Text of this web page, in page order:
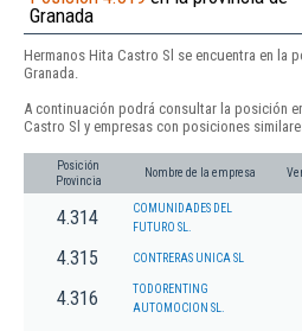
Granada
Hermanos Hita Castro Sl se encuentra en la
Granada.
A continuación podrá consultar la posición
Castro Sl y empresas con posiciones
Posición
Provincia
Nombre de la empresa
4.314
COMUNIDADES DEL
FUTURO SL.
4.315 CONTRERAS UNICA SL
4.316
TODORENTING
AUTOMOCION SL.